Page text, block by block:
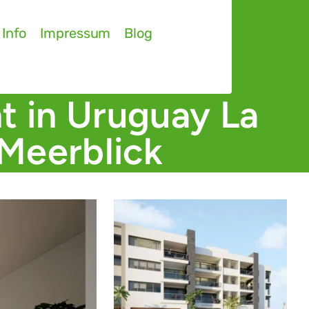
Impressum Blog
in Uruguay La